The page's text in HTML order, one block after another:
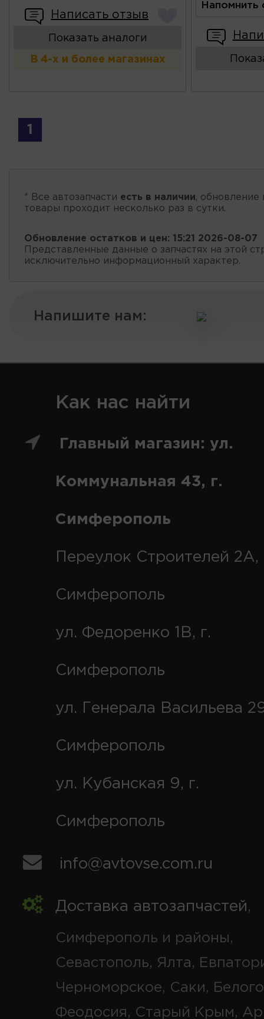
Написать отзыв
Показать аналоги
В 4-х и более магазинах
Напомнить
1
* Все автозапчасти есть в наличии, обновление
товары проходит несколько раз в сутки.
Обновление остатков и цен: 15:21 2026-08-07
Представленные данные о запчастях на этой
исключительно информационный характер.
Напишите нам:
Как нас найти
Главный магазин: ул.
Коммунальная 43, г.
Симферополь
Переулок Строителей 2А,
Симферополь
ул. Федоренко 1В, г.
Симферополь
ул. Генерала Васильева
Симферополь
ул. Кубанская 9, г.
Симферополь
info@avtovse.com.ru
Доставка автозапчастей,
Симферополь и районы,
Севастополь, Ялта,
Черноморское, Саки,
Феодосия, Старый Крым,